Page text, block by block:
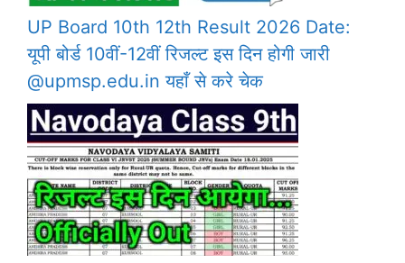
UP Board 10th 12th Result 2026 Date:
यूपी बोर्ड 10वीं-12वीं रिजल्ट इस दिन होगी जारी
@upmsp.edu.in यहाँ से करे चेक